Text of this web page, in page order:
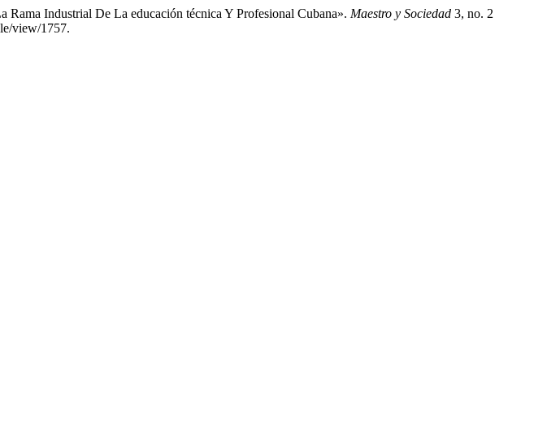
Industrial De La educación técnica Y Profesional Cubana». Maestro y Sociedad 3, no. 2
view/1757.